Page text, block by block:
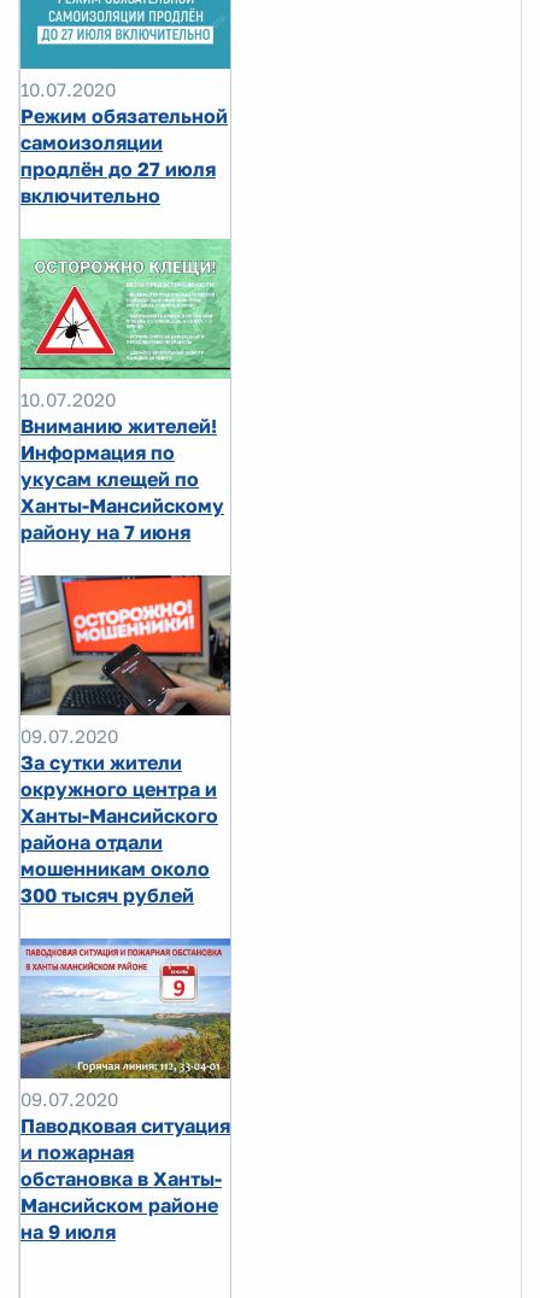
10.07.2020
Режим обязательной
самоизоляции
продлён до 27 июля
включительно
10.07.2020
Вниманию жителей!
Информация по
укусам клещей по
Ханты-Мансийскому
району на 7 июня
09.07.2020
За сутки жители
окружного центра и
Ханты-Мансийского
района отдали
мошенникам около
300 тысяч рублей
09.07.2020
Паводковая ситуация
и пожарная
обстановка в Ханты-
Мансийском районе
на 9 июля